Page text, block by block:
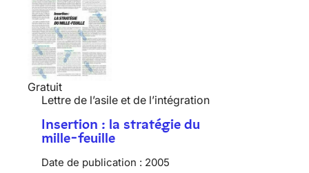
Gratuit
Lettre de l’asile et de l’intégration
Insertion : la stratégie du
mille-feuille
Date de publication : 2005